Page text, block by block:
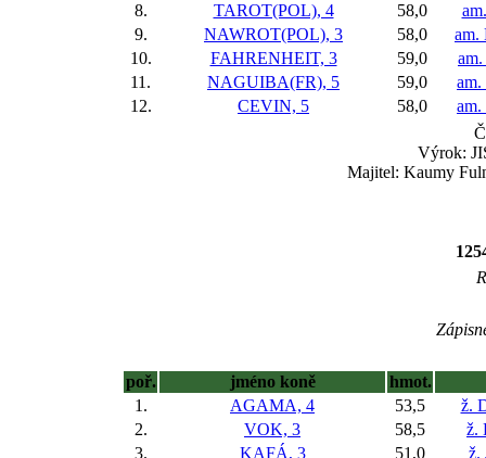
8.
TAROT(POL), 4 58,0
9.
NAWROT(POL), 3 58,0
am.
10.
FAHRENHEIT, 3 59,0
11.
NAGUIBA(FR), 5 59,0
12.
CEVIN, 5 58,0
Výrok:
Majitel: Kaumy
poř. jméno koně
hmot.
1.
AGAMA, 4 53,5
ž.
2.
VOK, 3 58,5
ž.
3.
KAFÁ, 3 51,0 ž.